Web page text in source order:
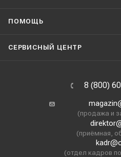
ПОМОЩЬ
СЕРВИСНЫЙ ЦЕНТР
8 (800)
(продажа и
(приёмная,
(отдел кадров